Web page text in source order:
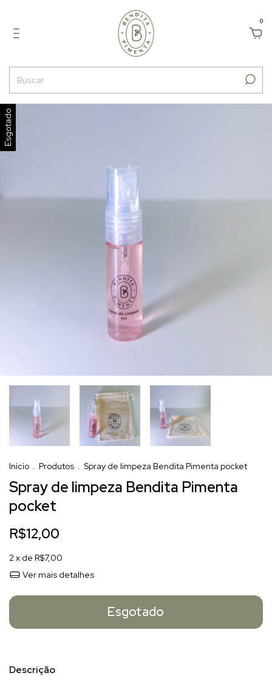
0
Esgotado
Início . Produtos . Spray de limpeza Bendita Pimenta pocket
Spray de limpeza Bendita Pimenta
pocket
R$12,00
2x de R$7,00
Ver mais detalhes
Descrição